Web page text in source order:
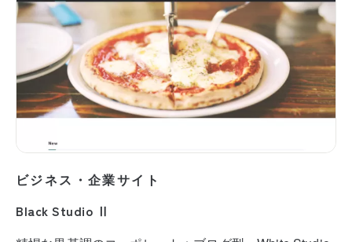
ビジネス・企業サイト
Black Studio Ⅱ